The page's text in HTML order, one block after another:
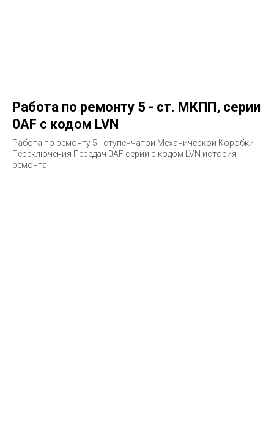
Работа по ремонту 5 - ст. МКПП, серии
0AF с кодом LVN
Работа по ремонту 5 - ступенчатой Механической Коробки
Переключения Передач 0AF серии с кодом LVN история
ремонта